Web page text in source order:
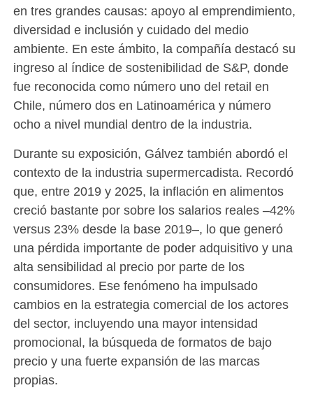
en tres grandes causas: apoyo al emprendimiento,
diversidad e inclusión y cuidado del medio
ambiente. En este ámbito, la compañía destacó su
ingreso al índice de sostenibilidad de S&P, donde
fue reconocida como número uno del retail en
Chile, número dos en Latinoamérica y número
ocho a nivel mundial dentro de la industria.
Durante su exposición, Gálvez también abordó el
contexto de la industria supermercadista. Recordó
que, entre 2019 y 2025, la inflación en alimentos
creció bastante por sobre los salarios reales –42%
versus 23% desde la base 2019–, lo que generó
una pérdida importante de poder adquisitivo y una
alta sensibilidad al precio por parte de los
consumidores. Ese fenómeno ha impulsado
cambios en la estrategia comercial de los actores
del sector, incluyendo una mayor intensidad
promocional, la búsqueda de formatos de bajo
precio y una fuerte expansión de las marcas
propias.